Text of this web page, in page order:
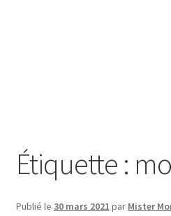
Étiquette :
Publié le 30 mars 2021 par Mister